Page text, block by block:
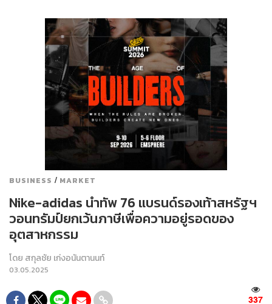
BUSINESS / MARKET
Nike-adidas นำทัพ 76 แบรนด์รองเท้าสหรัฐฯ
วอนทรัมป์ยกเว้นภาษีเพื่อความอยู่รอดของ
อุตสาหกรรม
โดย สกุลชัย เก่งอนันตานนท์
03.05.2025
337